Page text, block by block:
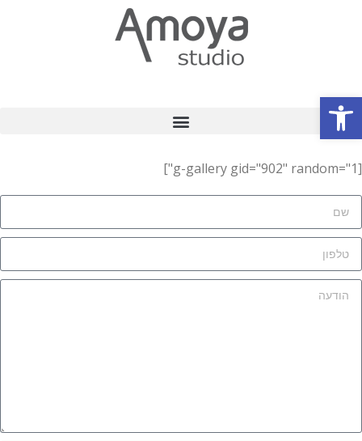
[g-gallery gid="902" random="1"]
פתח סרגל נגישות